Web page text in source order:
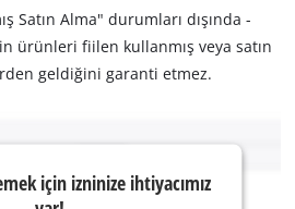
Satın Alma" durumları dışında -
ürünleri fiilen kullanmış veya satın
geldiğini garanti etmez.
için izninize ihtiyacımız